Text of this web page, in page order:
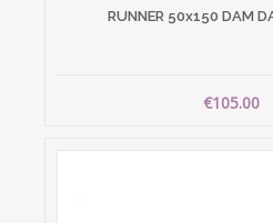
RUNNER 50x150 DAM
€105.00